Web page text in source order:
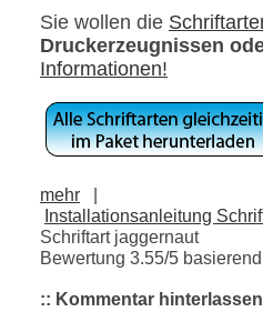
Sie wollen die
Druckerzeugnissen
Informationen!
mehr
|
Installationsanleitung
Schriftart jaggernaut
Bewertung 3.55/5
:: Kommentar hinterlassen